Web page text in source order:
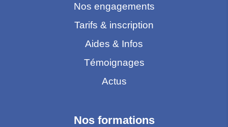
Nos engagements
Tarifs & inscription
Aides & Infos
Témoignages
Actus
Nos formations